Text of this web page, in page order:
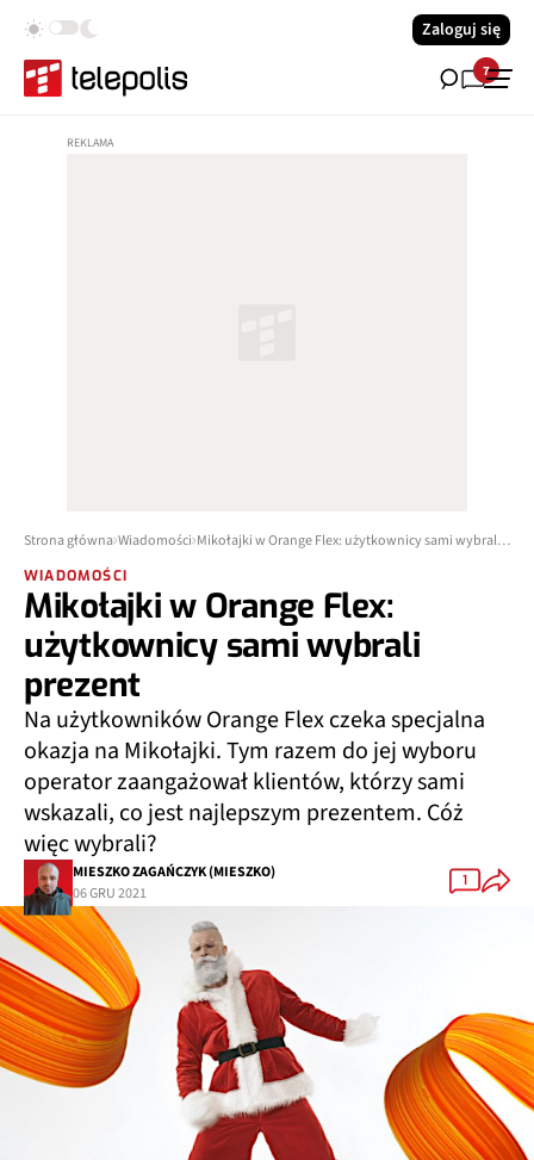
Zaloguj się
7
Strona główna Wiadomości Mikołajki w Orange Flex: użytkownicy sami wybrali prezent
WIADOMOŚCI
Mikołajki w Orange Flex:
użytkownicy sami wybrali
prezent
Na użytkowników Orange Flex czeka specjalna
okazja na Mikołajki. Tym razem do jej wyboru
operator zaangażował klientów, którzy sami
wskazali, co jest najlepszym prezentem. Cóż
więc wybrali?
MIESZKO ZAGAŃCZYK (MIESZKO)
06 GRU 2021
1